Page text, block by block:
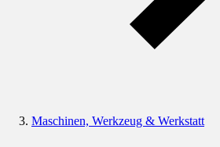
Maschinen, Werkzeug & Werkstatt